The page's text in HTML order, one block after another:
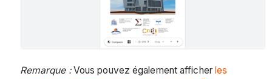
Remarque :Vous pouvez également afficher les